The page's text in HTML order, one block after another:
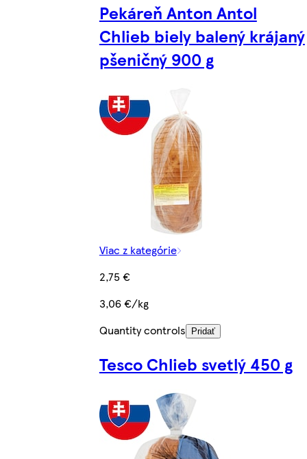
Pekáreň Anton Antol
Chlieb biely balený krájaný
pšeničný 900 g
Viac z kategórie
2,75 €
3,06 €/kg
Quantity controls
Pridať
Tesco Chlieb svetlý 450 g